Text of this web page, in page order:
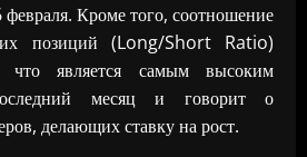
Кроме того, соотношение
позиций (Long/Short Ratio)
является самым высоким
месяц и говорит о
делающих ставку на рост.